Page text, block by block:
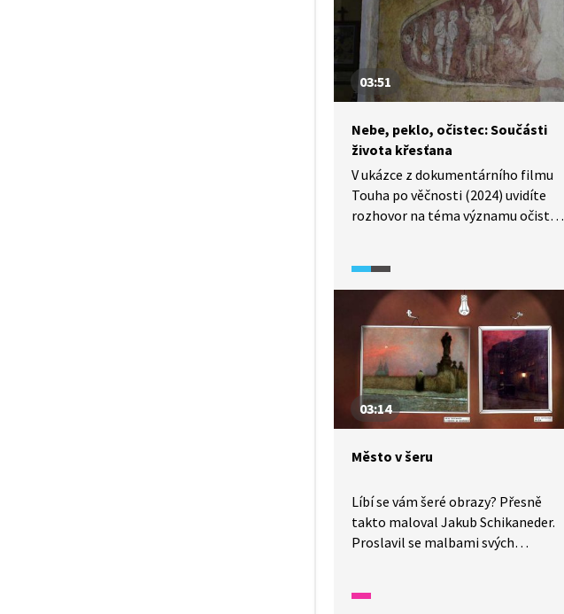
sama neznamená vykoupení
z hříchu a duše může zažít horké
chvilky a nemusí se jí dostat
automaticky odpuštění.
03:51
Nebe, peklo, očistec: Součásti
života křesťana
V ukázce z dokumentárního filmu
Touha po věčnosti (2024) uvidíte
rozhovor na téma významu očistce
se, jak se postupně v církvi vyvinula
kategorizace zásvětí na nebe,
peklo, očistec a odkud pochází
nejčastější hřbitovní nápis: Co jsme
my, budete i vy.
03:14
Město v šeru
Líbí se vám šeré obrazy? Přesně
takto maloval Jakub Schikaneder.
Proslavil se malbami svých
Skobičinách.